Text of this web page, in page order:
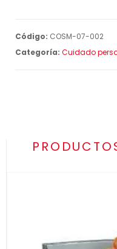
Código: COSM-07-002
Categoría: Cuidado